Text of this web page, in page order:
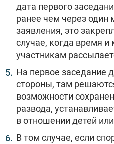
дата первого
ранее чем через один
заявления, это
случае, когда время и
участникам
На первое заседание
стороны, там
возможности
развода,
в отношении детей
В том случае, если